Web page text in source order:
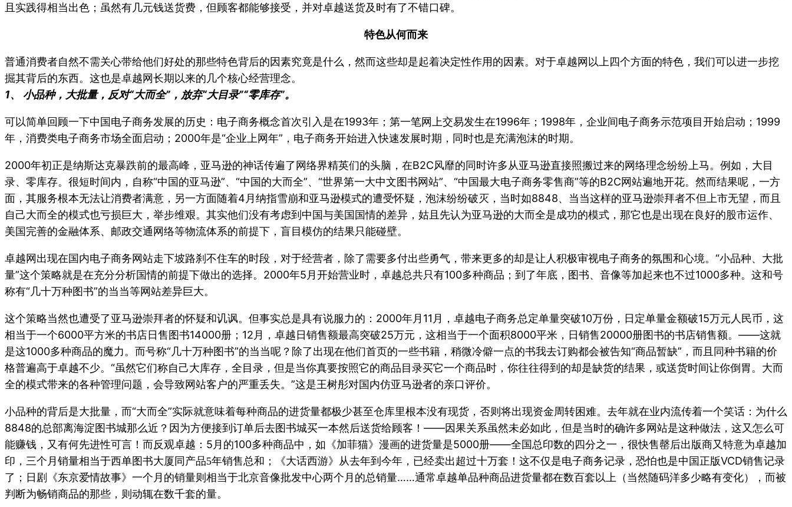
且实践得相当出色；虽然有几元钱送货费，但顾客都能够接受，并对卓越送货及时有了不错口碑。
特色从何而来
普通消费者自然不需关心带给他们好处的那些特色背后的因素究竟是什么，然而这些却是起着决定性作用的因素。对于卓越网以上四个方面的特色，我们可以进一步挖
掘其背后的东西。这也是卓越网长期以来的几个核心经营理念。
1、 小品种，大批量，反对“大而全”，放弃“大目录”“零库存”。
可以简单回顾一下中国电子商务发展的历史：电子商务概念首次引入是在1993年；第一笔网上交易发生在1996年；1998年，企业间电子商务示范项目开始启动；1999
年，消费类电子商务市场全面启动；2000年是“企业上网年”，电子商务开始进入快速发展时期，同时也是充满泡沫的时期。
2000年初正是纳斯达克暴跌前的最高峰，亚马逊的神话传遍了网络界精英们的头脑，在B2C风靡的同时许多从亚马逊直接照搬过来的网络理念纷纷上马。例如，大目
录、零库存。很短时间内，自称“中国的亚马逊”、“中国的大而全”、“世界第一大中文图书网站”、“中国最大电子商务零售商”等的B2C网站遍地开花。然而结果呢，一方
面，其服务根本无法让消费者满意，另一方面随着4月纳指雪崩和亚马逊模式的遭受怀疑，泡沫纷纷破灭，当时如8848、当当这样的亚马逊崇拜者不但上市无望，而且
自己大而全的模式也亏损巨大，举步维艰。其实他们没有考虑到中国与美国国情的差异，姑且先认为亚马逊的大而全是成功的模式，那它也是出现在良好的股市运作、
美国完善的金融体系、邮政交通网络等物流体系的前提下，盲目模仿的结果只能碰壁。
卓越网出现在国内电子商务网站走下坡路刹不住车的时段，对于经营者，除了需要多付出些勇气，带来更多的却是让人积极审视电子商务的氛围和心境。“小品种、大批
量”这个策略就是在充分分析国情的前提下做出的选择。2000年5月开始营业时，卓越总共只有100多种商品；到了年底，图书、音像等加起来也不过1000多种。这和号
称有“几十万种图书”的当当等网站差异巨大。
这个策略当然也遭受了亚马逊崇拜者的怀疑和讥讽。但事实总是具有说服力的：2000年月11月，卓越电子商务总定单量突破10万份，日定单量金额破15万元人民币，这
相当于一个6000平方米的书店日售图书14000册；12月，卓越日销售额最高突破25万元，这相当于一个面积8000平米，日销售20000册图书的书店销售额。——这就
是这1000多种商品的魔力。而号称“几十万种图书”的当当呢？除了出现在他们首页的一些书籍，稍微冷僻一点的书我去订购都会被告知“商品暂缺”，而且同种书籍的价
格普遍高于卓越不少。“虽然它们称自己大库存，全目录，但是当你真要按照它的商品目录买它一个商品时，你往往得到的却是缺货的结果，或送货时间让你倒胃。大而
全的模式带来的各种管理问题，会导致网站客户的严重丢失。”这是王树彤对国内仿亚马逊者的亲口评价。
小品种的背后是大批量，而“大而全”实际就意味着每种商品的进货量都极少甚至仓库里根本没有现货，否则将出现资金周转困难。去年就在业内流传着一个笑话：为什么
8848的总部离海淀图书城那么近？因为方便接到订单后去图书城买一本然后送货给顾客！——因果关系虽然未必如此，但是当时的确许多网站是这种做法，这又怎么可
能赚钱，又有何先进性可言！而反观卓越：5月的100多种商品中，如《加菲猫》漫画的进货量是5000册——全国总印数的四分之一，很快售罄后出版商又特意为卓越加
印，三个月销量相当于西单图书大厦同产品5年销售总和；《大话西游》从去年到今年，已经卖出超过十万套！这不仅是电子商务记录，恐怕也是中国正版VCD销售记录
了；日剧《东京爱情故事》一个月的销量则相当于北京音像批发中心两个月的总销量……通常卓越单品种商品进货量都在数百套以上（当然随码洋多少略有变化），而被
判断为畅销商品的那些，则动辄在数千套的量。